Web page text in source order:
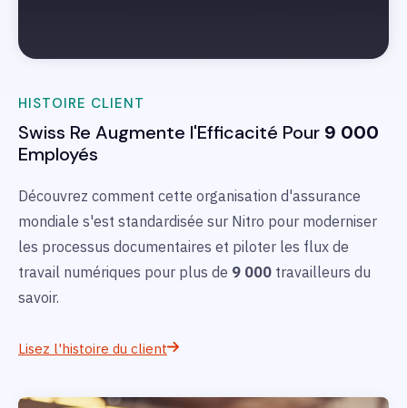
HISTOIRE CLIENT
Swiss Re Augmente l'Efficacité Pour 9 000
Employés
Découvrez comment cette organisation d'assurance
mondiale s'est standardisée sur Nitro pour moderniser
les processus documentaires et piloter les flux de
travail numériques pour plus de 9 000 travailleurs du
savoir.
Lisez l'histoire du client